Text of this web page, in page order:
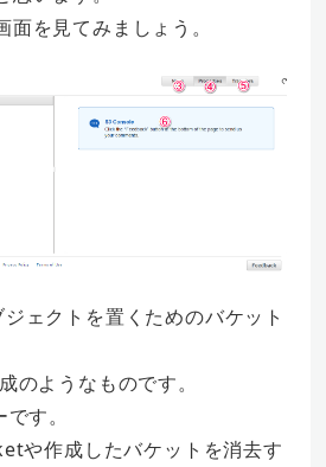
面を見てみましょう。
ェクトを置くためのバケット
のようなものです。
す。
作成したバケットを消去す